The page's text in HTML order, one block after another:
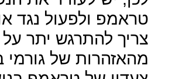
טראמפ ולפעול נגד
צריך להתרגש יתר
מהאזהרות של גורמי